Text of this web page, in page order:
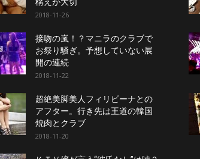
2018-11-26
接吻の嵐！？マニラのクラブで
お祭り騒ぎ。予想していない展
開の連続
2018-11-22
超絶美脚美人フィリピーナとの
アフター。行き先は王道の韓国
焼肉とクラブ
2018-11-20